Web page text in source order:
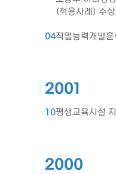
(적용사례) 수상
04직업능력개발
2001
10평생교육시설
2000